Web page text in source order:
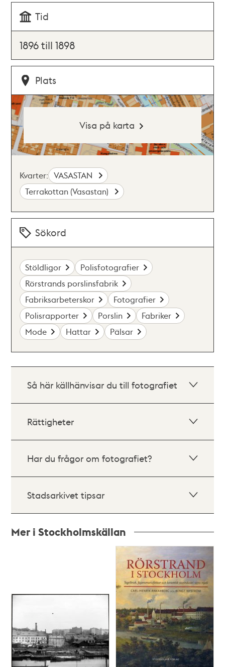
Tid
1896 till 1898
Plats
Visa på karta
Kvarter: VASASTAN
Terrakottan (Vasastan)
Sökord
Stöldligor
Polisfotografier
Rörstrands porslinsfabrik
Fabriksarbeterskor
Fotografier
Polisrapporter
Porslin
Fabriker
Mode
Hattar Pälsar
Så här källhänvisar du till fotografiet
Rättigheter
Har du frågor om fotografiet?
Stadsarkivet tipsar
Mer i Stockholmskällan